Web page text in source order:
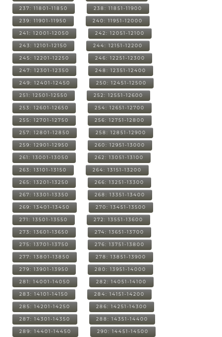
237: 11801-11850 238: 11851-11900
239: 11901-11950 240: 11951-12000
241: 12001-12050 242: 12051-12100
243: 12101-12150 244: 12151-12200
245: 12201-12250 246: 12251-12300
247: 12301-12350 248: 12351-12400
249: 12401-12450 250: 12451-12500
251: 12501-12550 252: 12551-12600
253: 12601-12650 254: 12651-12700
255: 12701-12750 256: 12751-12800
257: 12801-12850 258: 12851-12900
259: 12901-12950 260: 12951-13000
261: 13001-13050 262: 13051-13100
263: 13101-13150 264: 13151-13200
265: 13201-13250 266: 13251-13300
267: 13301-13350 268: 13351-13400
269: 13401-13450 270: 13451-13500
271: 13501-13550 272: 13551-13600
273: 13601-13650 274: 13651-13700
275: 13701-13750 276: 13751-13800
277: 13801-13850 278: 13851-13900
279: 13901-13950 280: 13951-14000
281: 14001-14050 282: 14051-14100
283: 14101-14150 284: 14151-14200
285: 14201-14250 286: 14251-14300
287: 14301-14350 288: 14351-14400
289: 14401-14450 290: 14451-14500